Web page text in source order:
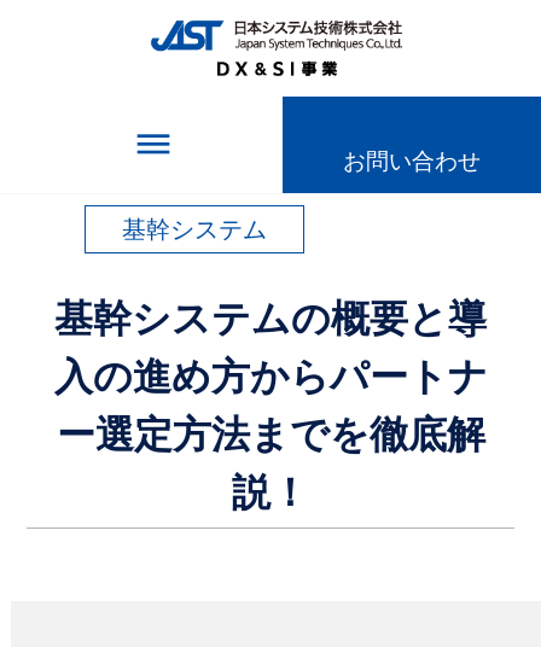
TOPページ＞記事一覧＞
基幹システムの概要と導入の進め方からパートナー
選定方法までを徹底解説！
dehaze お問い合わせ
基幹システム
基幹システムの概要と導
入の進め方からパートナ
ー選定方法までを徹底解
説！